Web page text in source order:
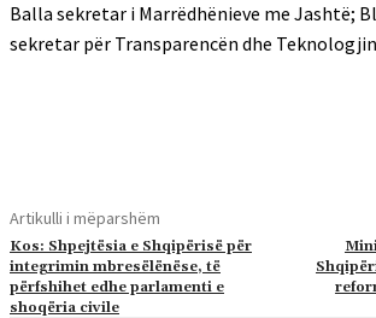
Balla sekretar i Marrëdhënieve me Jashtë;
sekretar për Transparencën dhe
Artikulli i mëparshëm
Kos: Shpejtësia e Shqipërisë për
integrimin mbresëlënëse, të
përfshihet edhe parlamenti e
shoqëria civile